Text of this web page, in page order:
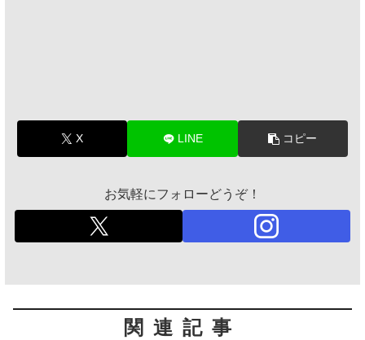
X LINE コピー
お気軽にフォローどうぞ！
関連記事